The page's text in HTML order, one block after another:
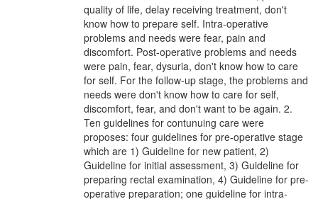
quality of life, delay receiving treatment, don't
know how to prepare self. Intra-operative
problems and needs were fear, pain and
discomfort. Post-operative problems and needs
were pain, fear, dysuria, don't know how to care
for self. For the follow-up stage, the problems and
needs were don't know how to care for self,
discomfort, fear, and don't want to be again. 2.
Ten guidelines for contunuing care were
proposes: four guidelines for pre-operative stage
which are 1) Guideline for new patient, 2)
Guideline for initial assessment, 3) Guideline for
preparing rectal examination, 4) Guideline for pre-
operative preparation; one guideline for intra-